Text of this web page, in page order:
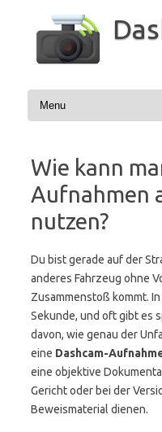
springen
Wie kann
Aufnahmen
nutzen?
Du bist gerade auf der
anderes Fahrzeug ohne
Zusammenstoß kommt.
Sekunde, und oft gibt es
davon, wie genau der
eine Dashcam-
eine objektive
Gericht oder bei der
Beweismaterial dienen.